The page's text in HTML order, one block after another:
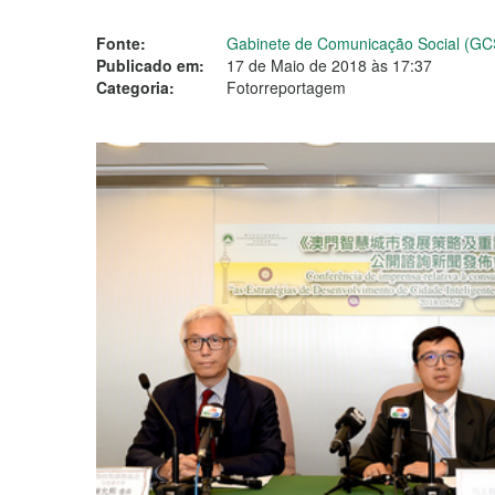
Fonte:
Gabinete de Comunicação Social
Publicado em:
17 de Maio de 2018 às 17:37
Categoria:
Fotorreportagem